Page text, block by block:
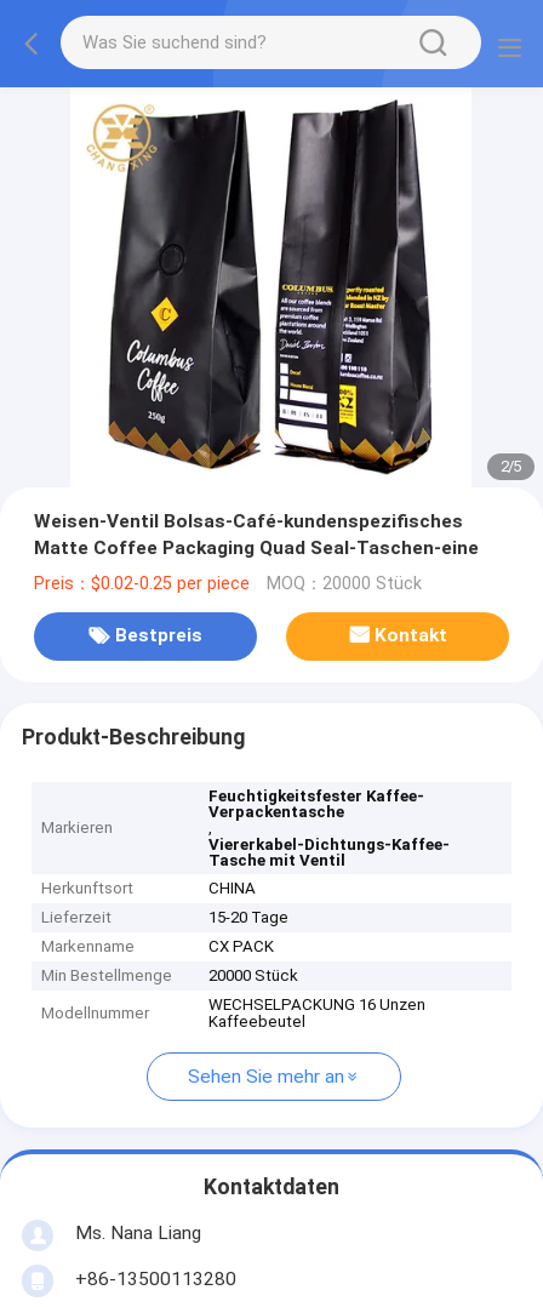
2/5
Weisen-Ventil Bolsas-Café-kundenspezifisches
Matte Coffee Packaging Quad Seal-Taschen-eine
Preis：$0.02-0.25 per piece MOQ：20000 Stück
Bestpreis Kontakt
Produkt-Beschreibung
Markieren
Feuchtigkeitsfester Kaffee-
Verpackentasche
,
Viererkabel-Dichtungs-Kaffee-
Tasche mit Ventil
Herkunftsort
CHINA
Lieferzeit
15-20 Tage
Markenname
CX PACK
Min Bestellmenge
20000 Stück
Modellnummer
WECHSELPACKUNG 16 Unzen
Kaffeebeutel
Sehen Sie mehr an
Kontaktdaten
Ms. Nana Liang
+86-13500113280